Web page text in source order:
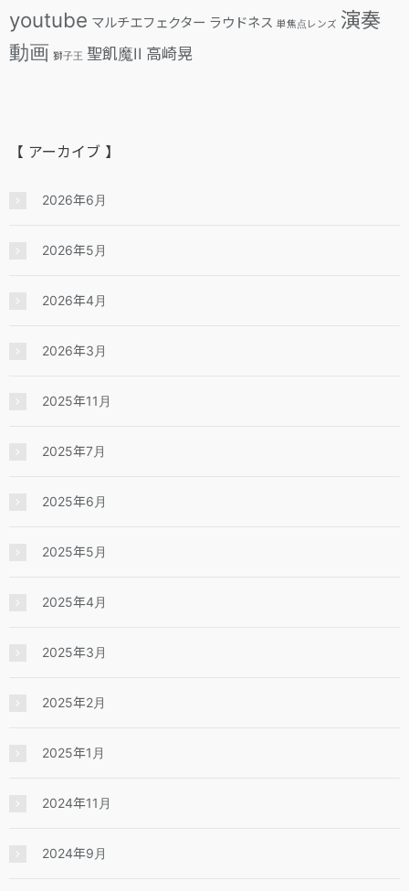
youtube マルチエフェクター ラウドネス 単焦点レンズ 演奏
動画 獅子王 聖飢魔II 高崎晃
【 アーカイブ 】
2026年6月
2026年5月
2026年4月
2026年3月
2025年11月
2025年7月
2025年6月
2025年5月
2025年4月
2025年3月
2025年2月
2025年1月
2024年11月
2024年9月